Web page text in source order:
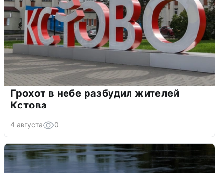
Грохот в небе разбудил жителей
Кстова
4 августа 0